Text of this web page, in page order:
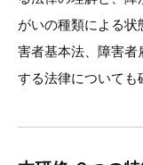
がいの種類による
害者基本法、障害
する法律についても